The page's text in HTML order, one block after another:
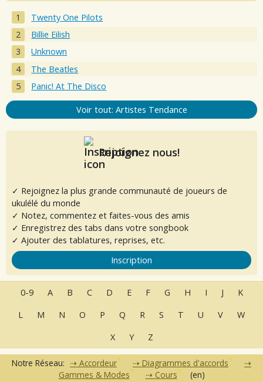
Twenty One Pilots
Billie Eilish
Unknown
The Beatles
Panic! At The Disco
Voir tout: Artistes Tendance
Rejoignez nous!
✓ Rejoignez la plus grande communauté de joueurs de
ukulélé du monde
✓ Notez, commentez et faites-vous des amis
✓ Enregistrez des tabs dans votre songbook
✓ Ajouter des tablatures, reprises, etc.
Inscription
0-9 A B C D E F G H I J
K
L
M N O P Q R S T U V
W
X
Y Z
Notre Réseau: Accordeur
Diagrammes d'accords
Gammes & Modes
Cours (en)